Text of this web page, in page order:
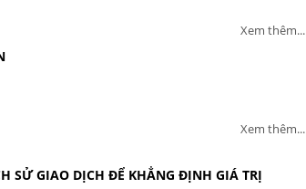
Xem thêm...
Xem thêm...
SỬ GIAO DỊCH ĐỂ KHẲNG ĐỊNH GIÁ TRỊ